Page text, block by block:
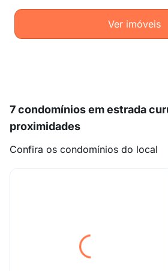
Ver imóveis
7 condomínios em estrada
proximidades
Confira os condomínios do local